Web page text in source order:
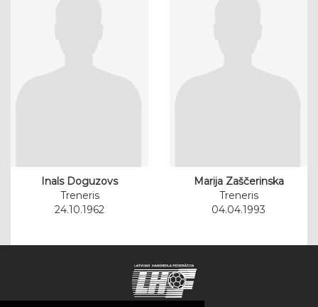
Inals Doguzovs
Treneris
24.10.1962
Marija Zaščerinska
Treneris
04.04.1993